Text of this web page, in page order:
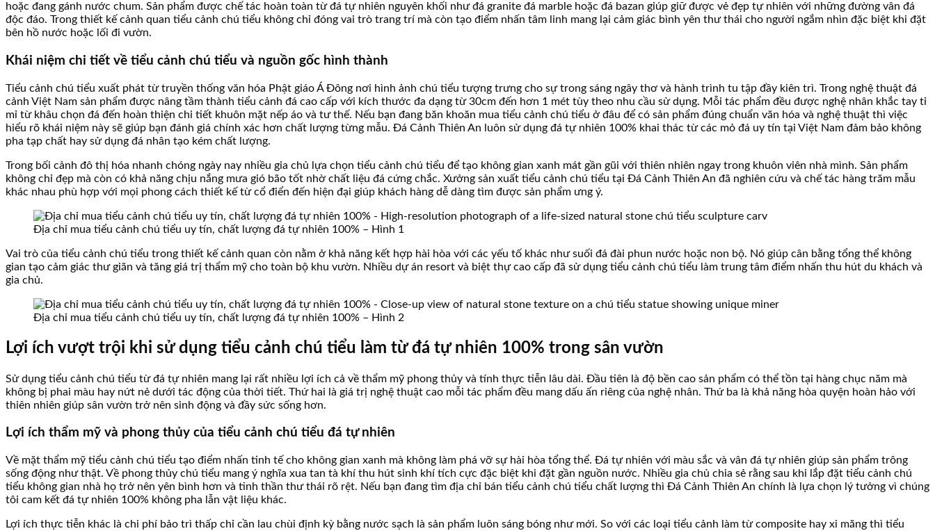
hoặc đang gánh nước chum. Sản phẩm được chế tác hoàn toàn từ đá tự nhiên nguyên khối như đá granite đá marble hoặc đá bazan giúp giữ được vẻ đẹp tự nhiên với những đường vân đá
độc đáo. Trong thiết kế cảnh quan tiểu cảnh chú tiểu không chỉ đóng vai trò trang trí mà còn tạo điểm nhấn tâm linh mang lại cảm giác bình yên thư thái cho người ngắm nhìn đặc biệt khi đặt
bên hồ nước hoặc lối đi vườn.
Khái niệm chi tiết về tiểu cảnh chú tiểu và nguồn gốc hình thành
Tiểu cảnh chú tiểu xuất phát từ truyền thống văn hóa Phật giáo Á Đông nơi hình ảnh chú tiểu tượng trưng cho sự trong sáng ngây thơ và hành trình tu tập đầy kiên trì. Trong nghệ thuật đá
cảnh Việt Nam sản phẩm được nâng tầm thành tiểu cảnh đá cao cấp với kích thước đa dạng từ 30cm đến hơn 1 mét tùy theo nhu cầu sử dụng. Mỗi tác phẩm đều được nghệ nhân khắc tay tỉ
mỉ từ khâu chọn đá đến hoàn thiện chi tiết khuôn mặt nếp áo và tư thế. Nếu bạn đang băn khoăn mua tiểu cảnh chú tiểu ở đâu để có sản phẩm đúng chuẩn văn hóa và nghệ thuật thì việc
hiểu rõ khái niệm này sẽ giúp bạn đánh giá chính xác hơn chất lượng từng mẫu. Đá Cảnh Thiên An luôn sử dụng đá tự nhiên 100% khai thác từ các mỏ đá uy tín tại Việt Nam đảm bảo không
pha tạp chất hay sử dụng đá nhân tạo kém chất lượng.
Trong bối cảnh đô thị hóa nhanh chóng ngày nay nhiều gia chủ lựa chọn tiểu cảnh chú tiểu để tạo không gian xanh mát gần gũi với thiên nhiên ngay trong khuôn viên nhà mình. Sản phẩm
không chỉ đẹp mà còn có khả năng chịu nắng mưa gió bão tốt nhờ chất liệu đá cứng chắc. Xưởng sản xuất tiểu cảnh chú tiểu tại Đá Cảnh Thiên An đã nghiên cứu và chế tác hàng trăm mẫu
khác nhau phù hợp với mọi phong cách thiết kế từ cổ điển đến hiện đại giúp khách hàng dễ dàng tìm được sản phẩm ưng ý.
Địa chỉ mua tiểu cảnh chú tiểu uy tín, chất lượng đá tự nhiên 100% – Hình 1
Vai trò của tiểu cảnh chú tiểu trong thiết kế cảnh quan còn nằm ở khả năng kết hợp hài hòa với các yếu tố khác như suối đá đài phun nước hoặc non bộ. Nó giúp cân bằng tổng thể không
gian tạo cảm giác thư giãn và tăng giá trị thẩm mỹ cho toàn bộ khu vườn. Nhiều dự án resort và biệt thự cao cấp đã sử dụng tiểu cảnh chú tiểu làm trung tâm điểm nhấn thu hút du khách và
gia chủ.
Địa chỉ mua tiểu cảnh chú tiểu uy tín, chất lượng đá tự nhiên 100% – Hình 2
Lợi ích vượt trội khi sử dụng tiểu cảnh chú tiểu làm từ đá tự nhiên 100% trong sân vườn
Sử dụng tiểu cảnh chú tiểu từ đá tự nhiên mang lại rất nhiều lợi ích cả về thẩm mỹ phong thủy và tính thực tiễn lâu dài. Đầu tiên là độ bền cao sản phẩm có thể tồn tại hàng chục năm mà
không bị phai màu hay nứt nẻ dưới tác động của thời tiết. Thứ hai là giá trị nghệ thuật cao mỗi tác phẩm đều mang dấu ấn riêng của nghệ nhân. Thứ ba là khả năng hòa quyện hoàn hảo với
thiên nhiên giúp sân vườn trở nên sinh động và đầy sức sống hơn.
Lợi ích thẩm mỹ và phong thủy của tiểu cảnh chú tiểu đá tự nhiên
Về mặt thẩm mỹ tiểu cảnh chú tiểu tạo điểm nhấn tinh tế cho không gian xanh mà không làm phá vỡ sự hài hòa tổng thể. Đá tự nhiên với màu sắc và vân đá tự nhiên giúp sản phẩm trông
sống động như thật. Về phong thủy chú tiểu mang ý nghĩa xua tan tà khí thu hút sinh khí tích cực đặc biệt khi đặt gần nguồn nước. Nhiều gia chủ chia sẻ rằng sau khi lắp đặt tiểu cảnh chú
tiểu không gian nhà họ trở nên yên bình hơn và tinh thần thư thái rõ rệt. Nếu bạn đang tìm địa chỉ bán tiểu cảnh chú tiểu chất lượng thì Đá Cảnh Thiên An chính là lựa chọn lý tưởng vì chúng
tôi cam kết đá tự nhiên 100% không pha lẫn vật liệu khác.
Lợi ích thực tiễn khác là chi phí bảo trì thấp chỉ cần lau chùi định kỳ bằng nước sạch là sản phẩm luôn sáng bóng như mới. So với các loại tiểu cảnh làm từ composite hay xi măng thì tiểu